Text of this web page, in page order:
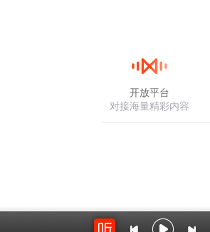
开放平台
对接海量精彩内容